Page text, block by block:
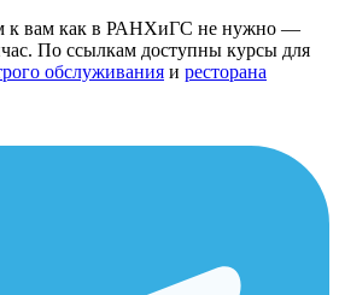
к вам как в РАНХиГС не нужно —
По ссылкам доступны курсы для
обслуживания и ресторана